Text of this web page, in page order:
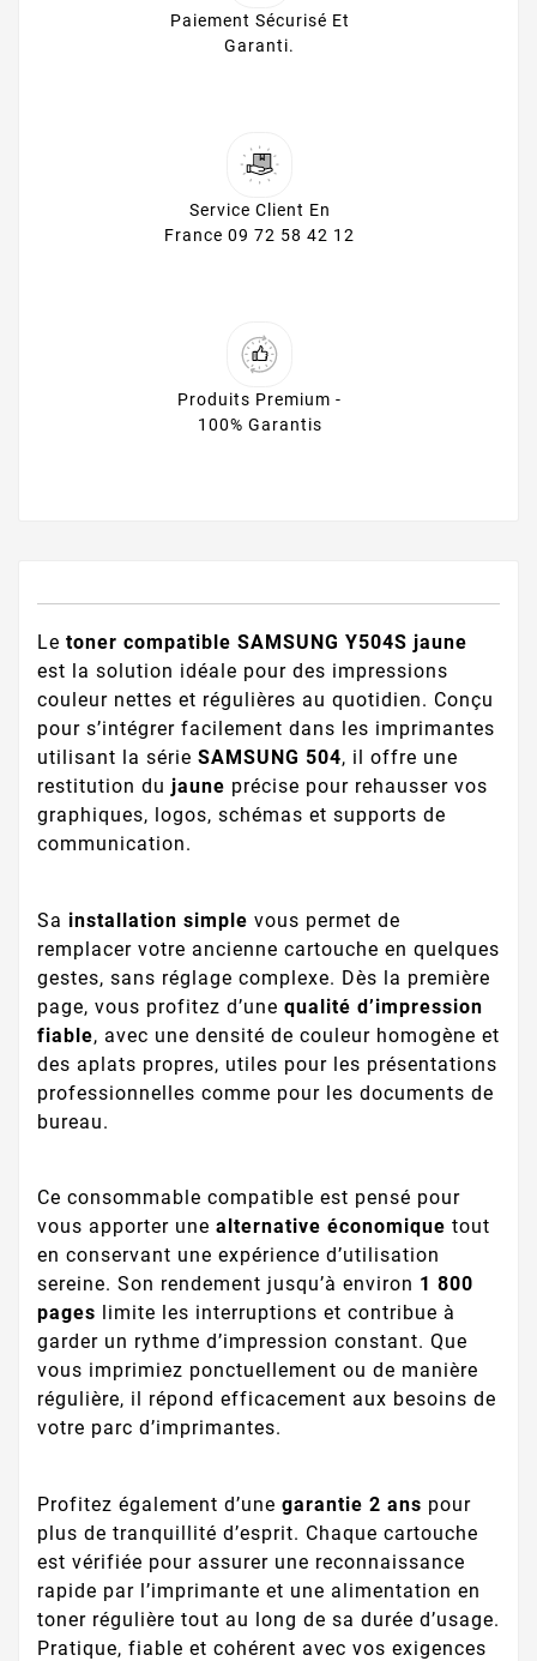
Paiement Sécurisé Et
Garanti.
Service Client En
France 09 72 58 42 12
Produits Premium -
100% Garantis
Le toner compatible SAMSUNG Y504S jaune
est la solution idéale pour des impressions
couleur nettes et régulières au quotidien. Conçu
pour s’intégrer facilement dans les imprimantes
utilisant la série SAMSUNG 504, il offre une
restitution du jaune précise pour rehausser vos
graphiques, logos, schémas et supports de
communication.
Sa installation simple vous permet de
remplacer votre ancienne cartouche en quelques
gestes, sans réglage complexe. Dès la première
page, vous profitez d’une qualité d’impression
fiable, avec une densité de couleur homogène et
des aplats propres, utiles pour les présentations
professionnelles comme pour les documents de
bureau.
Ce consommable compatible est pensé pour
vous apporter une alternative économique tout
en conservant une expérience d’utilisation
sereine. Son rendement jusqu’à environ 1 800
pages limite les interruptions et contribue à
garder un rythme d’impression constant. Que
vous imprimiez ponctuellement ou de manière
régulière, il répond efficacement aux besoins de
votre parc d’imprimantes.
Profitez également d’une garantie 2 ans pour
plus de tranquillité d’esprit. Chaque cartouche
est vérifiée pour assurer une reconnaissance
rapide par l’imprimante et une alimentation en
toner régulière tout au long de sa durée d’usage.
Pratique, fiable et cohérent avec vos exigences